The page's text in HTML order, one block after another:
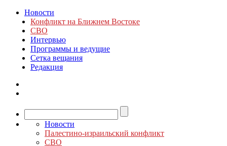
Новости
Конфликт на Ближнем Востоке
СВО
Интервью
Программы и ведущие
Сетка вещания
Редакция
Новости
Палестино-израильский конфликт
СВО